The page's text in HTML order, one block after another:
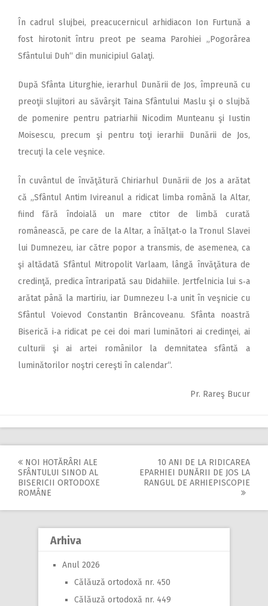
În cadrul slujbei, preacucernicul arhidiacon Ion Furtună a
fost hirotonit întru preot pe seama Parohiei „Pogorârea
Sfântului Duh“ din municipiul Galaţi.
După Sfânta Liturghie, ierarhul Dunării de Jos, împreună cu
preoţii slujitori au săvârşit Taina Sfântului Maslu şi o slujbă
de pomenire pentru patriarhii Nicodim Munteanu şi Iustin
Moisescu, precum şi pentru toţi ierarhii Dunării de Jos,
trecuţi la cele veşnice.
În cuvântul de învăţătură Chiriarhul Dunării de Jos a arătat
că „Sfântul Antim Ivireanul a ridicat limba română la Altar,
fiind fără îndoială un mare ctitor de limbă curată
românească, pe care de la Altar, a înălţat‑o la Tronul Slavei
lui Dumnezeu, iar către popor a transmis, de asemenea, ca
şi altădată Sfântul Mitropolit Varlaam, lângă învăţătura de
credinţă, predica întraripată sau Didahiile. Jertfelnicia lui s‑a
arătat până la martiriu, iar Dumnezeu l‑a unit în veşnicie cu
Sfântul Voievod Constantin Brâncoveanu. Sfânta noastră
Biserică i‑a ridicat pe cei doi mari luminători ai credinţei, ai
culturii şi ai artei românilor la demnitatea sfântă a
luminătorilor noştri cereşti în calendar“.
Pr. Rareş Bucur
Post
navigation
NOI HOTĂRÂRI ALE
SFÂNTULUI SINOD AL
BISERICII ORTODOXE
ROMÂNE
10 ANI DE LA RIDICAREA
EPARHIEI DUNĂRII DE JOS LA
RANGUL DE ARHIEPISCOPIE
Arhiva
Anul 2026
Călăuză ortodoxă nr. 450
Călăuză ortodoxă nr. 449